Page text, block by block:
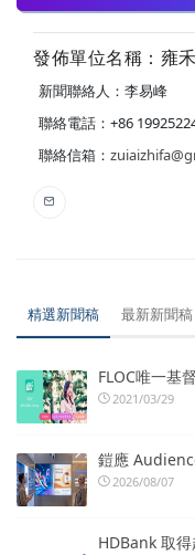
發佈單位名稱：雍
新聞聯絡人：李易峰
聯絡電話：+86
聯絡信箱：
精選新聞稿 最新新聞稿
FLOC唯一基
2021/03/29
鎧應
2026/08/07
HDBank 取